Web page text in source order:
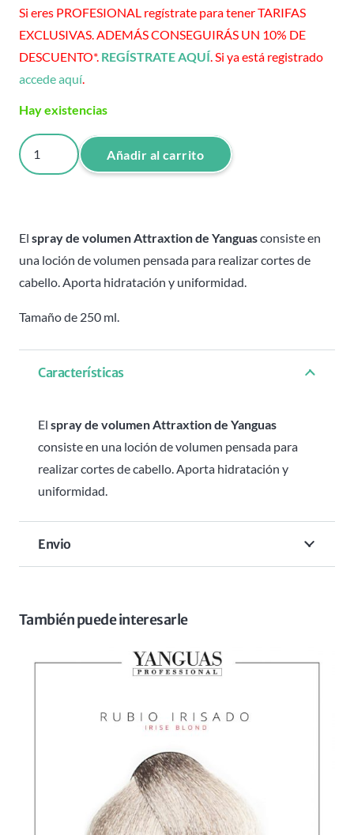
Si eres PROFESIONAL regístrate para tener TARIFAS
EXCLUSIVAS. ADEMÁS CONSEGUIRÁS UN 10% DE
DESCUENTO*. REGÍSTRATE AQUÍ. Si ya está registrado
accede aquí.
Hay existencias
Spray
de
Attraxtion
Yanguas
250
cantidad
Añadir al carrito
El spray de volumen Attraxtion de Yanguasconsiste en
una loción de volumen pensada para realizar cortes de
cabello. Aporta hidratación y uniformidad.
Tamaño de 250 ml.
Características
El spray de volumen Attraxtion de Yanguas
consiste en una loción de volumen pensada para
realizar cortes de cabello. Aporta hidratación y
uniformidad.
Envio
También puede interesarle